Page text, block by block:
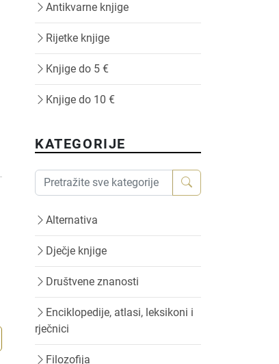
Antikvarne knjige
Rijetke knjige
Knjige do 5 €
Knjige do 10 €
KATEGORIJE
Alternativa
Dječje knjige
Društvene znanosti
Enciklopedije, atlasi, leksikoni i
rječnici
Filozofija